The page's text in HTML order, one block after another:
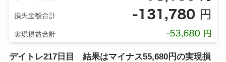
デイトレ217日目 結果はマイナス55,680円の実現損